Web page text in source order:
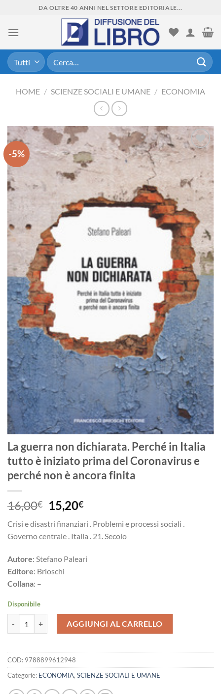
content
DA OLTRE 40 ANNI NEL SETTORE EDITORIALE...
Cerca:
HOME / SCIENZE SOCIALI E UMANE / ECONOMIA
-5%
Aggiungi
alla lista
dei
desideri
La guerra non dichiarata. Perché in Italia
tutto è iniziato prima del Coronavirus e
perché non è ancora finita
16,00€
Il
prezzo
originale
era:
15,20€Il
attuale
è:
Crisi e disastri finanziari . Problemi e processi sociali .
Governo centrale . Italia . 21. Secolo
Autore: Stefano Paleari
Editore: Brioschi
Collana: –
Disponibile
AGGIUNGI AL CARRELLO
COD: 9788899612948
Categorie: ECONOMIA, SCIENZE SOCIALI E UMANE